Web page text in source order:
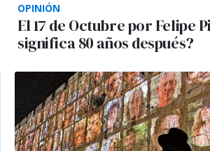
OPINIÓN
El 17 de Octubre por Felipe
significa 80 años después?